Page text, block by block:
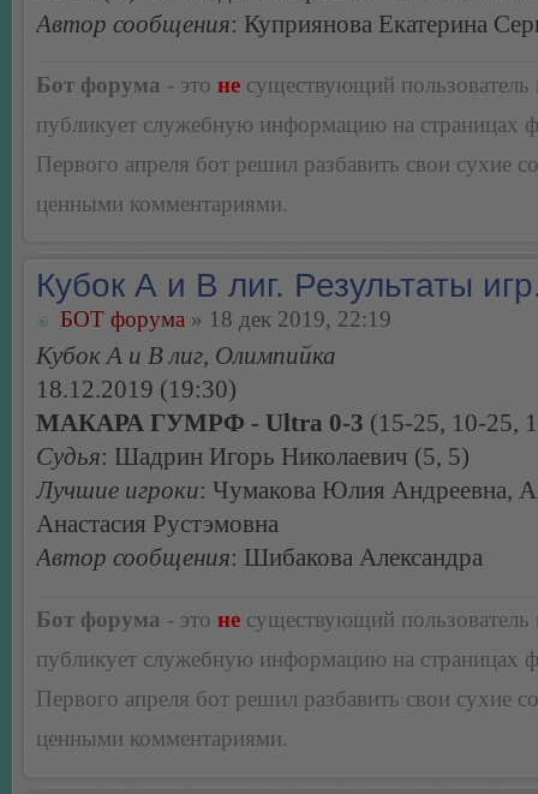
Автор сообщения: Куприянова Екатерина
Бот форума - это не существующий пользователь
публикует служебную информацию на страницах
Первого апреля бот решил разбавить свои сухие
ценными комментариями.
Кубок А и В лиг. Результаты
БОТ форума » 18 дек 2019, 22:19
Кубок А и В лиг, Олимпийка
18.12.2019 (19:30)
МАКАРА ГУМРФ - Ultra 0-3 (15-25, 10-25,
Судья: Шадрин Игорь Николаевич (5, 5)
Лучшие игроки: Чумакова Юлия Андреевна,
Анастасия Рустэмовна
Автор сообщения: Шибакова Александра
Бот форума - это не существующий пользователь
публикует служебную информацию на страницах
Первого апреля бот решил разбавить свои сухие
ценными комментариями.